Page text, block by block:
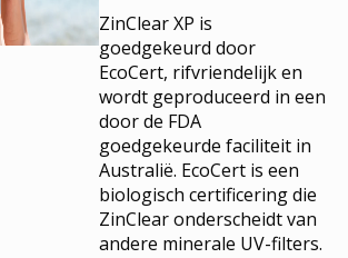
ZinClear XP is
goedgekeurd door
EcoCert, rifvriendelijk en
wordt geproduceerd in een
door de FDA
goedgekeurde faciliteit in
Australië. EcoCert is een
biologisch certificering die
ZinClear onderscheidt van
andere minerale UV-filters.